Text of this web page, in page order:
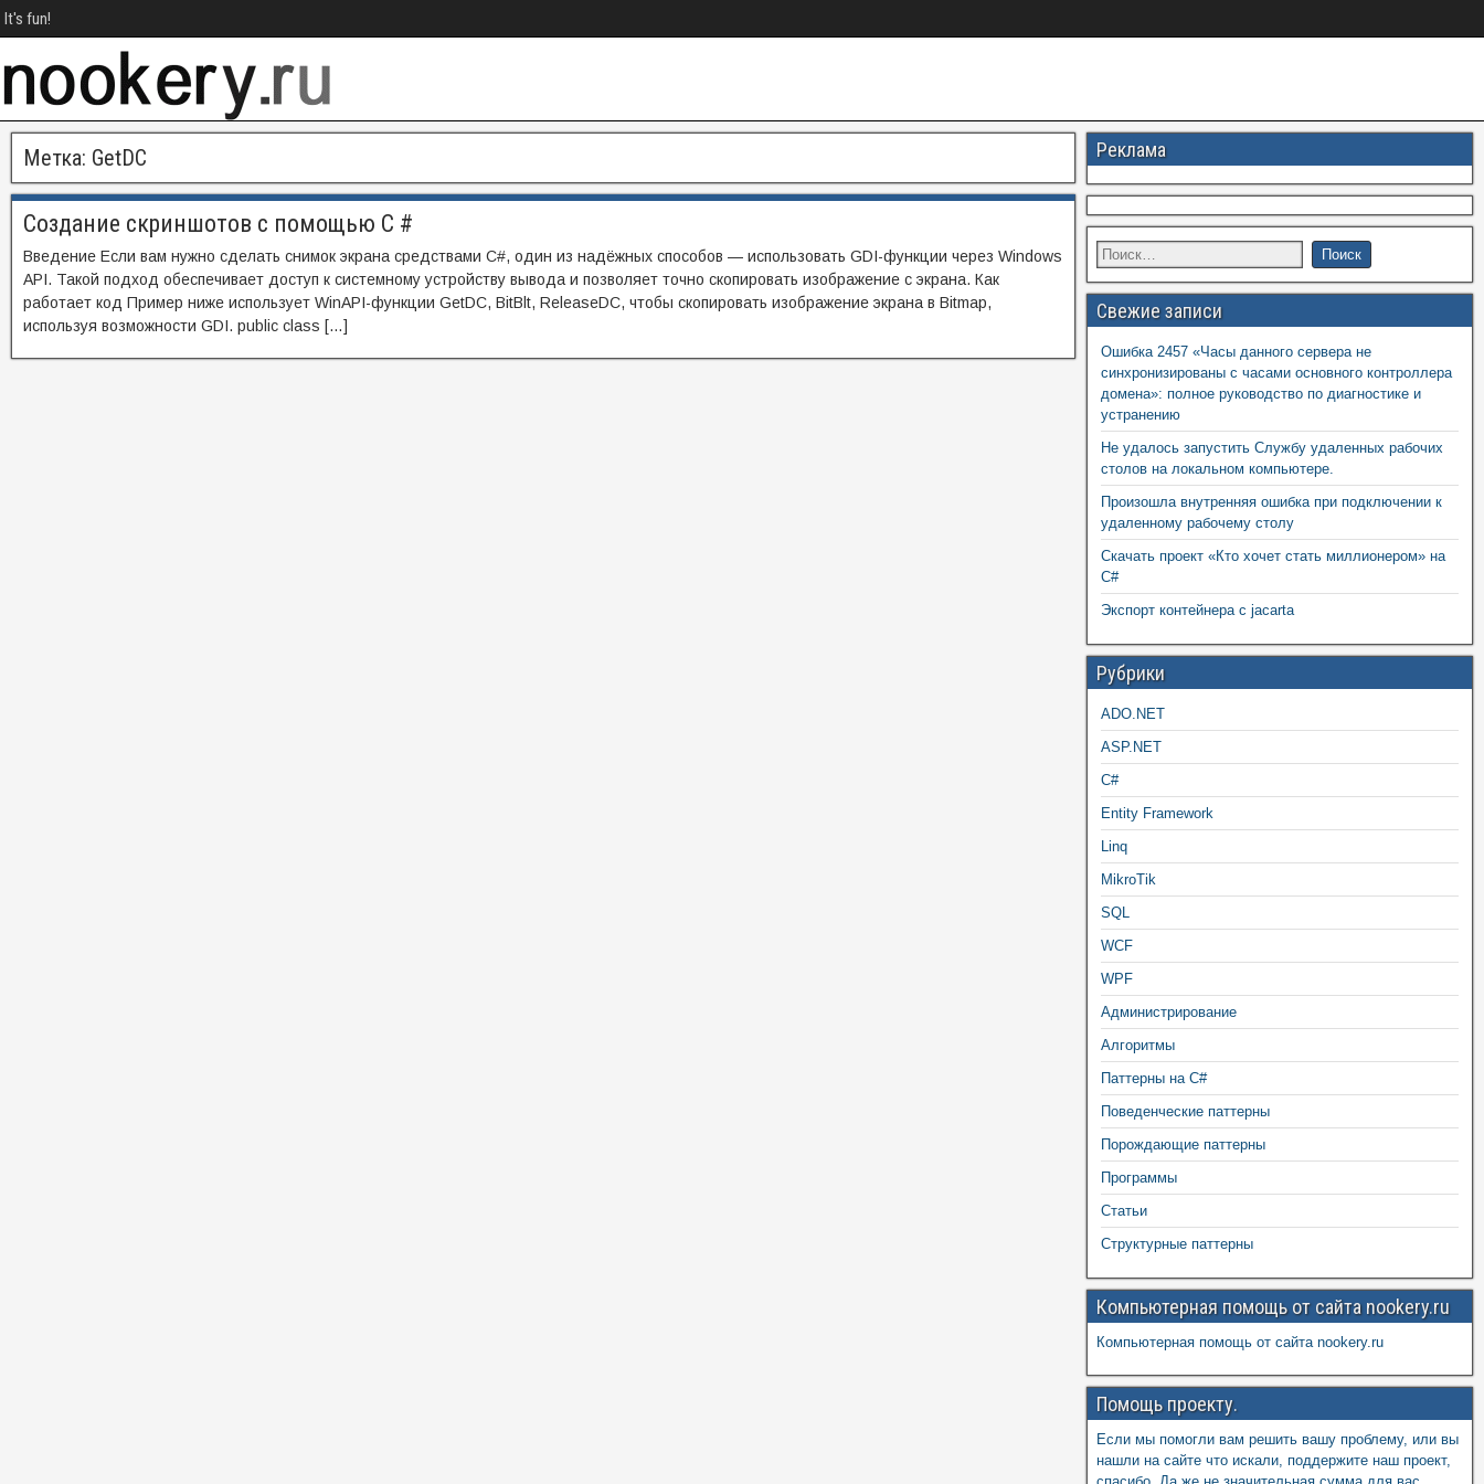
It's fun!
Метка: GetDC
Создание скриншотов с помощью C #
Введение Если вам нужно сделать снимок экрана средствами C#, один из надёжных способов — использовать GDI-функции через Windows
API. Такой подход обеспечивает доступ к системному устройству вывода и позволяет точно скопировать изображение с экрана. Как
работает код Пример ниже использует WinAPI-функции GetDC, BitBlt, ReleaseDC, чтобы скопировать изображение экрана в Bitmap,
используя возможности GDI. public class […]
Реклама
Свежие записи
Ошибка 2457 «Часы данного сервера не
синхронизированы с часами основного контроллера
домена»: полное руководство по диагностике и
устранению
Не удалось запустить Службу удаленных рабочих
столов на локальном компьютере.
Произошла внутренняя ошибка при подключении к
удаленному рабочему столу
Скачать проект «Кто хочет стать миллионером» на
C#
Экспорт контейнера с jacarta
Рубрики
ADO.NET
ASP.NET
C#
Entity Framework
Linq
MikroTik
SQL
WCF
WPF
Администрирование
Алгоритмы
Паттерны на C#
Поведенческие паттерны
Порождающие паттерны
Программы
Статьи
Структурные паттерны
Компьютерная помощь от сайта nookery.ru
Компьютерная помощь от сайта nookery.ru
Помощь проекту.
Если мы помогли вам решить вашу проблему, или вы
нашли на сайте что искали, поддержите наш проект,